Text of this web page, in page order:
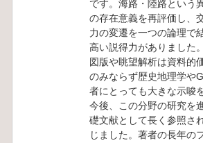
です。海路・陸路という
の存在意義を再評価し、
力の変遷を一つの論理で
高い説得力がありました
図版や眺望解析は資料的
のみならず歴史地理学や
者にとっても大きな示唆
今後、この分野の研究を
礎文献として長く参照さ
じました。著者の長年の